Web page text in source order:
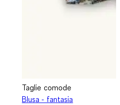
Taglie comode
Blusa - fantasia